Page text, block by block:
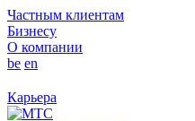
Частным клиентам
Бизнесу
О компании
be en
Карьера